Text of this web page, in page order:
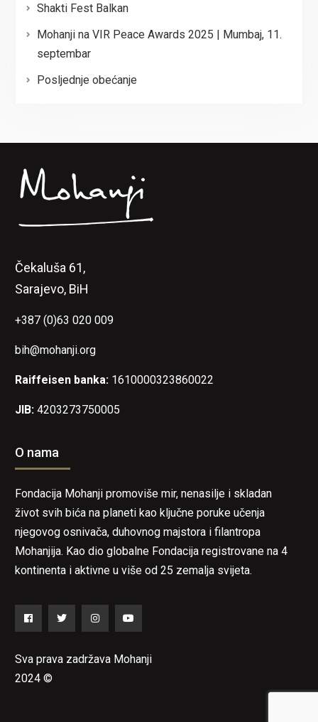
Shakti Fest Balkan
Mohanji na VIR Peace Awards 2025 | Mumbaj, 11.
septembar
Posljednje obećanje
Čekaluša 61,
Sarajevo, BiH
+387 (0)63 020 009
bih@mohanji.org
Raiffeisen banka: 1610000323860022
JIB: 4203273750005
O nama
Fondacija Mohanji promoviše mir, nenasilje i skladan
život svih bića na planeti kao ključne poruke učenja
njegovog osnivača, duhovnog majstora i filantropa
Mohanjija. Kao dio globalne Fondacija registrovane na 4
kontinenta i aktivne u više od 25 zemalja svijeta.
Sva prava zadržava Mohanji
2024 ©